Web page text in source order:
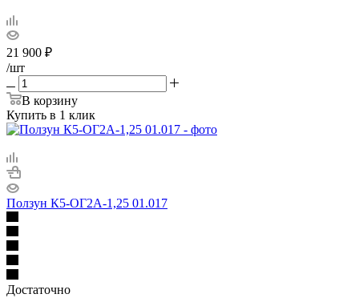
21 900 ₽
/шт
В корзину
Купить в 1 клик
Ползун К5-ОГ2А-1,25 01.017
Достаточно